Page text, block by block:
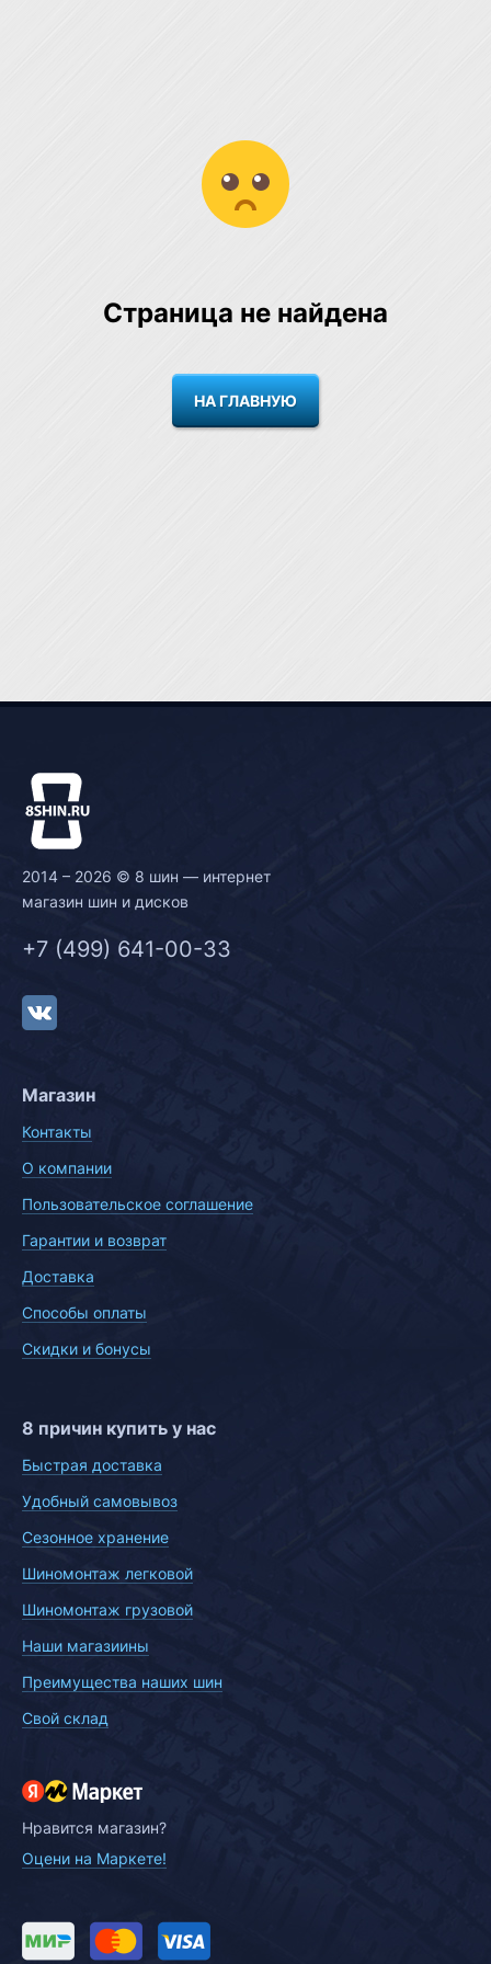
Страница не найдена
НА ГЛАВНУЮ
2014 – 2026 © 8 шин — интернет
магазин шин и дисков
+7 (499) 641-00-33
Магазин
Контакты
О компании
Пользовательское соглашение
Гарантии и возврат
Доставка
Способы оплаты
Скидки и бонусы
8 причин купить у нас
Быстрая доставка
Удобный самовывоз
Сезонное хранение
Шиномонтаж легковой
Шиномонтаж грузовой
Наши магазиины
Преимущества наших шин
Свой склад
Нравится магазин?
Оцени на Маркете!